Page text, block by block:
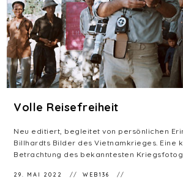
Volle Reisefreiheit
Neu editiert, begleitet von persönlichen
Billhardts Bilder des Vietnamkrieges. Eine
Betrachtung des bekanntesten
29. MAI 2022 WEB136